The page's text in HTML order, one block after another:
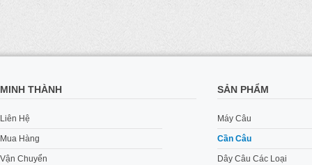
MINH THÀNH
Liên Hệ
Mua Hàng
Vận Chuyển
SẢN PHẨM
Máy Câu
Cần Câu
Dây Câu Các Loại